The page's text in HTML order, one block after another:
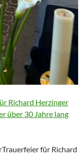
Richard Herzinger
über 30 Jahre lang
für Richard